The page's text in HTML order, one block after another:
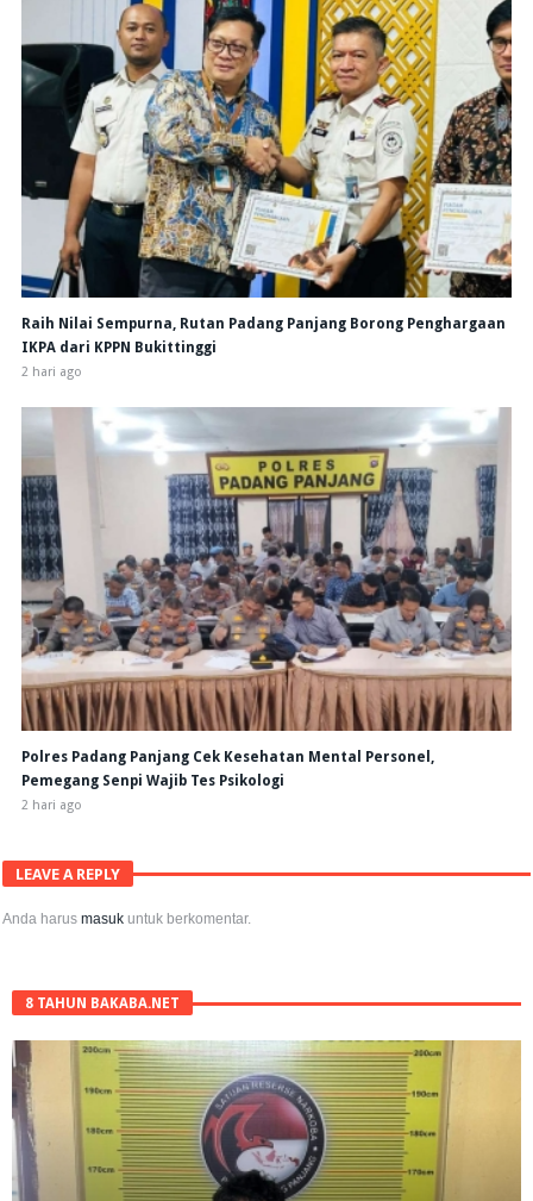
Raih Nilai Sempurna, Rutan Padang Panjang Borong Penghargaan
IKPA dari KPPN Bukittinggi
2 hari ago
Polres Padang Panjang Cek Kesehatan Mental Personel,
Pemegang Senpi Wajib Tes Psikologi
2 hari ago
LEAVE A REPLY
Anda harusmasuk untuk berkomentar.
8 TAHUN BAKABA.NET